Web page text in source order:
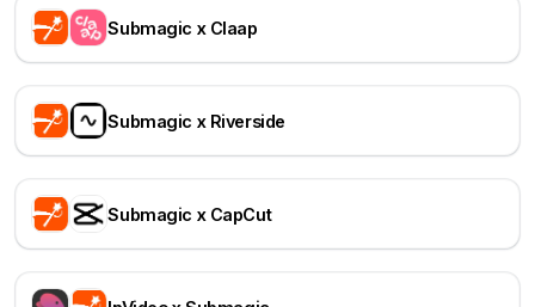
Submagic x Claap
Submagic x Riverside
Submagic x CapCut